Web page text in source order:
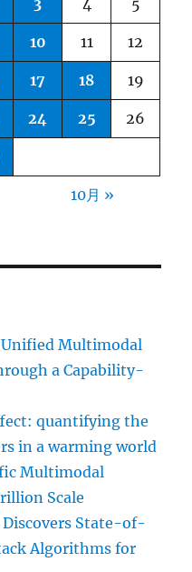
ル
に
3 4 5
10 11 12
17 18 19
24 25 26
10月 »
Multimodal
a Capability-
quantifying the
in a warming world
Multimodal
Scale
State-of-
Algorithms for